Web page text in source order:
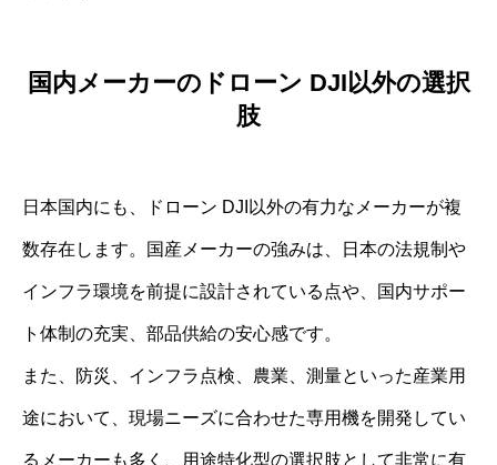
国内メーカーのドローン DJI以外の選択
肢
日本国内にも、ドローン DJI以外の有力なメーカーが複
数存在します。国産メーカーの強みは、日本の法規制や
インフラ環境を前提に設計されている点や、国内サポー
ト体制の充実、部品供給の安心感です。
また、防災、インフラ点検、農業、測量といった産業用
途において、現場ニーズに合わせた専用機を開発してい
るメーカーも多く、用途特化型の選択肢として非常に有